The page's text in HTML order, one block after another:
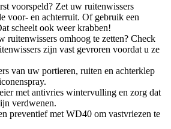
voorspeld? Zet uw ruitenwissers
voor- en achterruit. Of gebruik een
scheelt ook weer krabben!
ruitenwissers omhoog te zetten? Check
zijn vast gevroren voordat u ze
van uw portieren, ruiten en achterklep
met antivries wintervulling en zorg dat
verdwenen.
preventief met WD40 om vastvriezen te